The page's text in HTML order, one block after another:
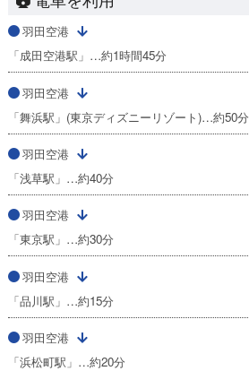
羽田空港
「成田空港駅」…約1時間45分
羽田空港
「舞浜駅」(東京ディズニーリゾート)…約50分
羽田空港
「浅草駅」…約40分
羽田空港
「東京駅」…約30分
羽田空港
「品川駅」…約15分
羽田空港
「浜松町駅」…約20分